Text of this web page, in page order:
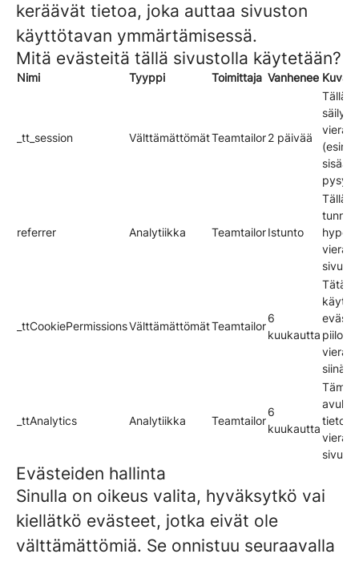
keräävät tietoa, joka auttaa sivuston
käyttötavan ymmärtämisessä.
Mitä evästeitä tällä sivustolla käytetään?
Nimi Tyyppi Toimittaja Vanhenee
_tt_session VälttämättömätTeamtailor2 päivää
Tällä
(esim.
referrer Analytiikka TeamtailorIstunto
Tällä
_ttCookiePermissionsVälttämättömätTeamtailor
6
kuukautta
Tätä
siinä
_ttAnalytics Analytiikka Teamtailor
6
kuukautta
avulla
tietoa
Evästeiden hallinta
Sinulla on oikeus valita, hyväksytkö vai
kiellätkö evästeet, jotka eivät ole
välttämättömiä. Se onnistuu seuraavalla